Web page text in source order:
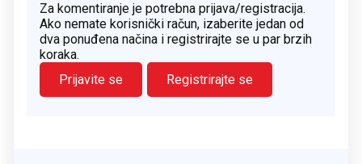
Za komentiranje je potrebna prijava/registracija.
Ako nemate korisnički račun, izaberite jedan od
dva ponuđena načina i registrirajte se u par brzih
koraka.
Prijavite se
Registrirajte se